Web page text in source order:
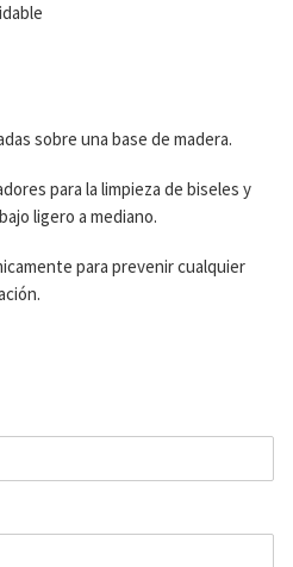
sobre una base de madera.
para la limpieza de biseles y
ligero a mediano.
para prevenir cualquier